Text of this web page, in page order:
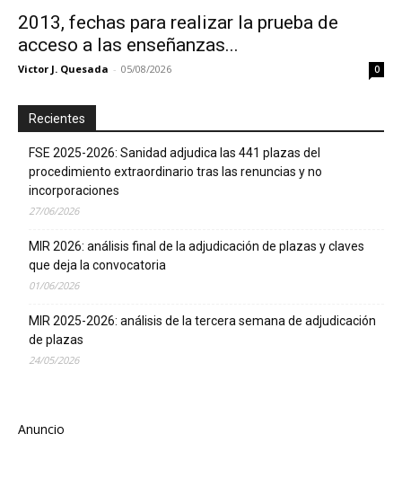
2013, fechas para realizar la prueba de
acceso a las enseñanzas...
Victor J. Quesada - 05/08/2026 0
Recientes
FSE 2025-2026: Sanidad adjudica las 441 plazas del
procedimiento extraordinario tras las renuncias y no
incorporaciones
27/06/2026
MIR 2026: análisis final de la adjudicación de plazas y claves
que deja la convocatoria
01/06/2026
MIR 2025-2026: análisis de la tercera semana de adjudicación
de plazas
24/05/2026
Anuncio